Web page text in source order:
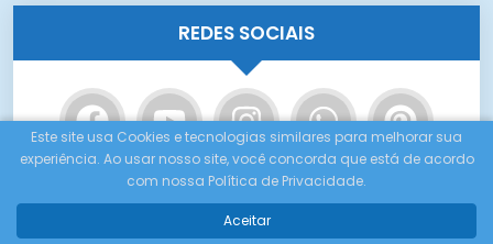
REDES SOCIAIS
Este site usa Cookies e tecnologias similares para melhorar sua
experiência. Ao usar nosso site, você concorda que está de acordo
com nossa Política de Privacidade.
Aceitar